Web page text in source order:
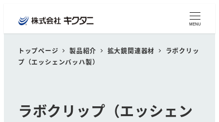
MENU
トップページ 製品紹介 拡大鏡関連器材
ラボクリッ
プ（エッシェンバッハ製）
ラボクリップ（エッシェン